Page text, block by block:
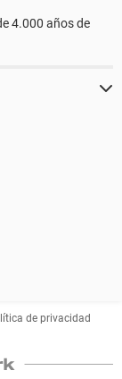
4.000 años de
de privacidad